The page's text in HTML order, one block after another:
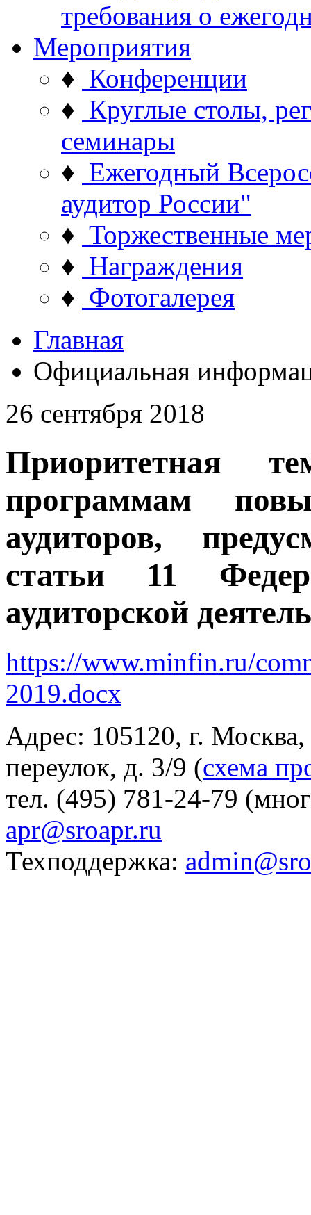
требования о
Мероприятия
♦ Конференции
♦ Круглые столы,
семинары
♦ Ежегодный
аудитор России"
♦ Торжественные
♦ Награждения
♦ Фотогалерея
Главная
Официальная
26 сентября 2018
Приоритетная
программам
аудиторов,
статьи 11
аудиторской
https://www.minfin.ru/
2019.docx
Адрес: 105120, г.
переулок, д. 3/9 (схема
тел. (495) 781-24-79
apr@sroapr.ru
Техподдержка: